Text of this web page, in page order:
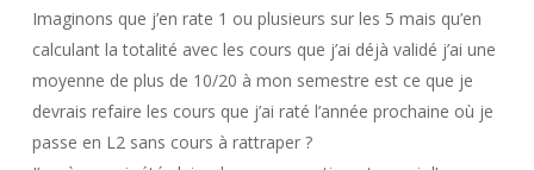
Imaginons que j’en rate 1 ou plusieurs sur les 5 mais qu’en
calculant la totalité avec les cours que j’ai déjà validé j’ai une
moyenne de plus de 10/20 à mon semestre est ce que je
devrais refaire les cours que j’ai raté l’année prochaine où je
passe en L2 sans cours à rattraper ?